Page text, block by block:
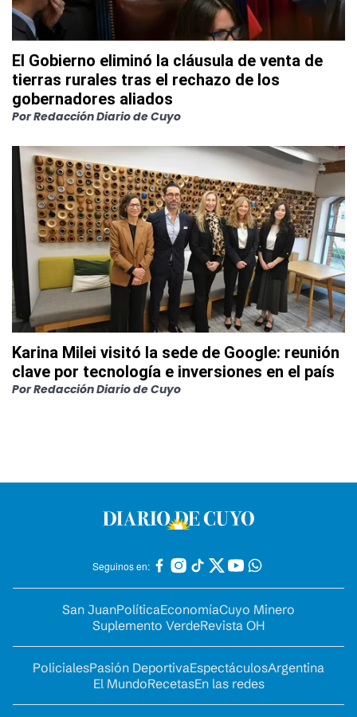
El Gobierno eliminó la cláusula de venta de
tierras rurales tras el rechazo de los
gobernadores aliados
PorRedacción Diario de Cuyo
Karina Milei visitó la sede de Google: reunión
clave por tecnología e inversiones en el país
PorRedacción Diario de Cuyo
Seguinos en:
San JuanPolíticaEconomíaCuyo Minero
Suplemento VerdeRevista OH
PolicialesPasión DeportivaEspectáculosArgentina
El MundoRecetasEn las redes